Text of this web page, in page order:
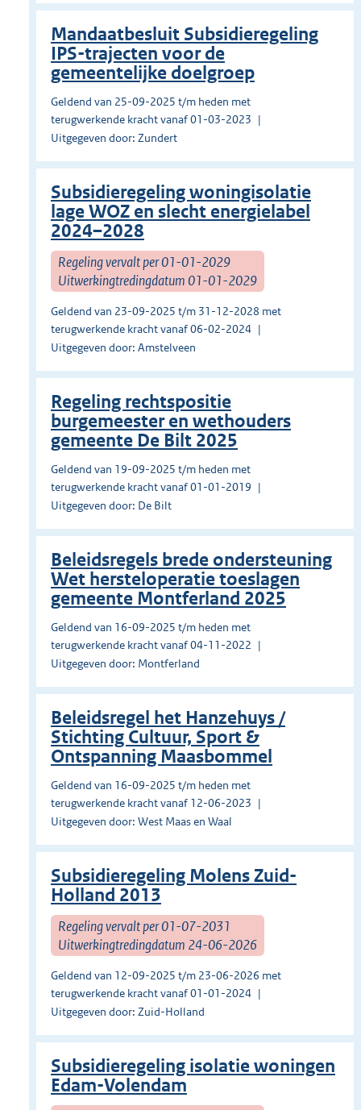
Mandaatbesluit Subsidieregeling
IPS-trajecten voor de
gemeentelijke doelgroep
Geldend van 25-09-2025 t/m heden met
terugwerkende kracht vanaf 01-03-2023
Uitgegeven door: Zundert
Subsidieregeling woningisolatie
lage WOZ en slecht energielabel
2024–2028
Regeling vervalt per 01-01-2029
Uitwerkingtredingdatum 01-01-2029
Geldend van 23-09-2025 t/m 31-12-2028 met
terugwerkende kracht vanaf 06-02-2024
Uitgegeven door: Amstelveen
Regeling rechtspositie
burgemeester en wethouders
gemeente De Bilt 2025
Geldend van 19-09-2025 t/m heden met
terugwerkende kracht vanaf 01-01-2019
Uitgegeven door: De Bilt
Beleidsregels brede ondersteuning
Wet hersteloperatie toeslagen
gemeente Montferland 2025
Geldend van 16-09-2025 t/m heden met
terugwerkende kracht vanaf 04-11-2022
Uitgegeven door: Montferland
Beleidsregel het Hanzehuys /
Stichting Cultuur, Sport &
Ontspanning Maasbommel
Geldend van 16-09-2025 t/m heden met
terugwerkende kracht vanaf 12-06-2023
Uitgegeven door: West Maas en Waal
Subsidieregeling Molens Zuid-
Holland 2013
Regeling vervalt per 01-07-2031
Uitwerkingtredingdatum 24-06-2026
Geldend van 12-09-2025 t/m 23-06-2026 met
terugwerkende kracht vanaf 01-01-2024
Uitgegeven door: Zuid-Holland
Subsidieregeling isolatie woningen
Edam-Volendam